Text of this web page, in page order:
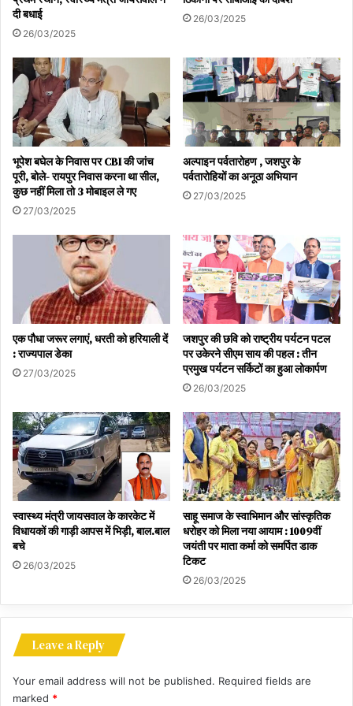
दी बधाई
26/03/2025
26/03/2025
भूपेश बघेल के निवास पर CBI की जांच
पूरी, बोले- रायपुर निवास करना था सील,
कुछ नहीं मिला तो 3 मोबाइल ले गए
27/03/2025
अल्पाइन पर्वतारोहण , जशपुर के
पर्वतारोहियों का अनूठा अभियान
27/03/2025
एक पौधा जरूर लगाएं, धरती को हरियाली दें
: राज्यपाल डेका
27/03/2025
जशपुर की छवि को राष्ट्रीय पर्यटन पटल
पर उकेरने सीएम साय की पहल : तीन
प्रमुख पर्यटन सर्किटों का हुआ लोकार्पण
26/03/2025
स्वास्थ्य मंत्री जायसवाल के कारकेट में
विधायकों की गाड़ी आपस में भिड़ी, बाल.बाल
बचे
26/03/2025
साहू समाज के स्वाभिमान और सांस्कृतिक
धरोहर को मिला नया आयाम : 1009वीं
जयंती पर माता कर्मा को समर्पित डाक
टिकट
26/03/2025
Leave a Reply
Your email address will not be published. Required fields are
marked *